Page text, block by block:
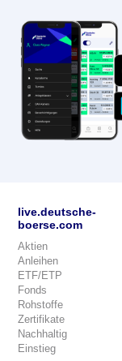
live.deutsche-
boerse.com
Aktien
Anleihen
ETF/ETP
Fonds
Rohstoffe
Zertifikate
Nachhaltig
Einstieg